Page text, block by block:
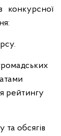
конкурсної
рейтингу
та обсягів